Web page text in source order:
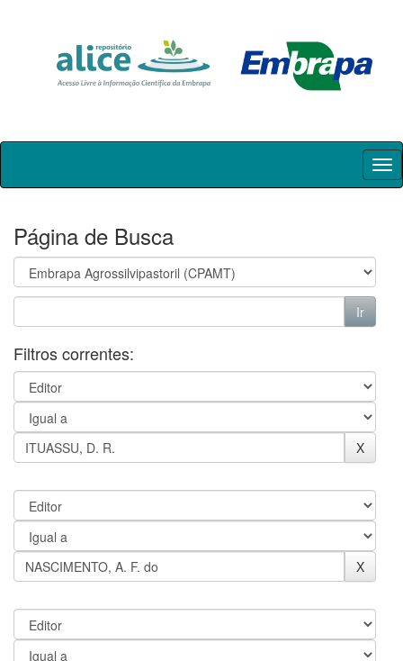
Skip
Página de Busca
Filtros correntes: